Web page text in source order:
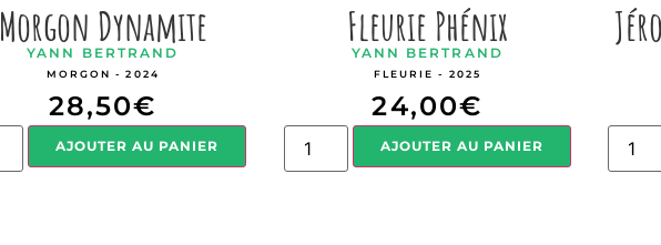
Morgon Dynamite
YANN BERTRAND
MORGON - 2024
28,50€
AJOUTER AU PANIER
Fleurie Phénix
YANN BERTRAND
FLEURIE - 2025
24,00€
AJOUTER AU PANIER